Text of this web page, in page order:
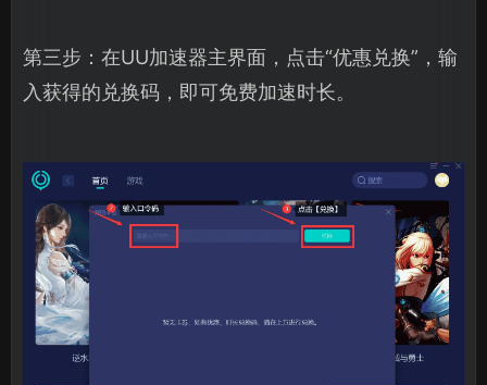
第三步：在UU加速器主界面，点击“优惠兑换”，输
入获得的兑换码，即可免费加速时长。